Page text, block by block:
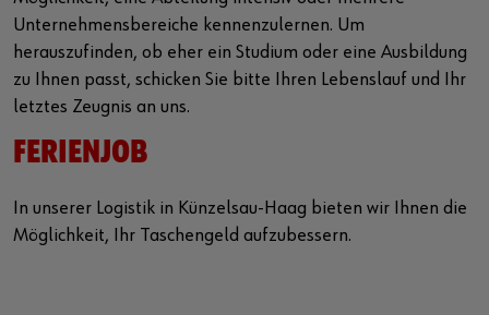
Unternehmensbereiche kennenzulernen. Um
herauszufinden, ob eher ein Studium oder eine Ausbildung
zu Ihnen passt, schicken Sie bitte Ihren Lebenslauf und Ihr
letztes Zeugnis an uns.
FERIENJOB
In unserer Logistik in Künzelsau-Haag bieten wir Ihnen die
Möglichkeit, Ihr Taschengeld aufzubessern.